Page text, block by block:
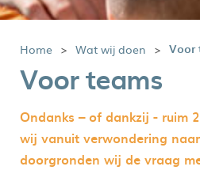
Home Wat wij doen Voor
Voor teams
Ondanks – of dankzij - ruim
wij vanuit verwondering
doorgronden wij de vraag